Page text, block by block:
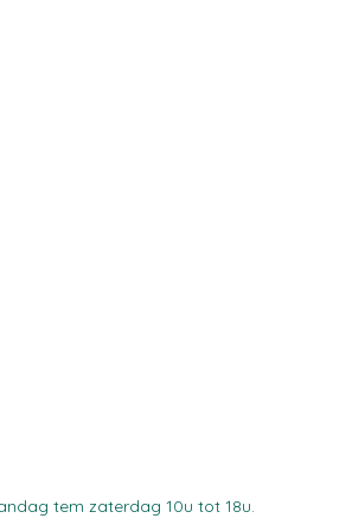
tem zaterdag 10u tot 18u.